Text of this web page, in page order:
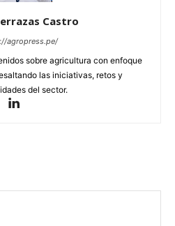
Castro
agropress.pe/
sobre agricultura con enfoque
las iniciativas, retos y
del sector.